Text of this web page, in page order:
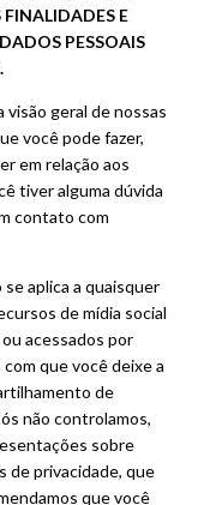
FINALIDADES E
PESSOAIS
geral de nossas
você pode fazer,
em relação aos
tiver alguma dúvida
contato com
aplica a quaisquer
de mídia social
acessados por
que você deixe a
de
não controlamos,
sobre
de privacidade, que
que você